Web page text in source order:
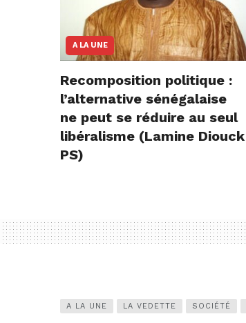
A LA UNE
Recomposition politique :
l’alternative sénégalaise
ne peut se réduire au seul
libéralisme (Lamine Diouck
PS)
A LA UNE LA VEDETTE SOCIÉTÉ